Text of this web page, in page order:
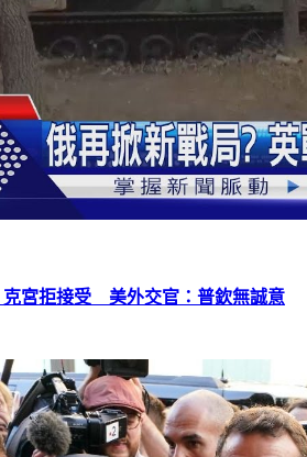
克宮拒接受 美外交官：普欽無誠意